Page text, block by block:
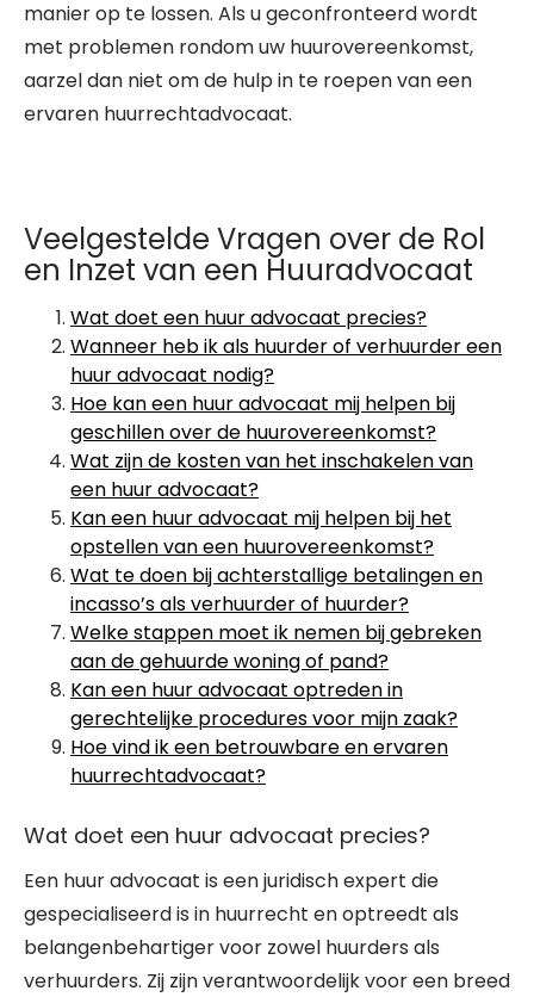
manier op te lossen. Als u geconfronteerd wordt
met problemen rondom uw huurovereenkomst,
aarzel dan niet om de hulp in te roepen van een
ervaren huurrechtadvocaat.
Veelgestelde Vragen over de Rol
en Inzet van een Huuradvocaat
Wat doet een huur advocaat precies?
Wanneer heb ik als huurder of verhuurder een
huur advocaat nodig?
Hoe kan een huur advocaat mij helpen bij
geschillen over de huurovereenkomst?
Wat zijn de kosten van het inschakelen van
een huur advocaat?
Kan een huur advocaat mij helpen bij het
opstellen van een huurovereenkomst?
Wat te doen bij achterstallige betalingen en
incasso’s als verhuurder of huurder?
Welke stappen moet ik nemen bij gebreken
aan de gehuurde woning of pand?
Kan een huur advocaat optreden in
gerechtelijke procedures voor mijn zaak?
Hoe vind ik een betrouwbare en ervaren
huurrechtadvocaat?
Wat doet een huur advocaat precies?
Een huur advocaat is een juridisch expert die
gespecialiseerd is in huurrecht en optreedt als
belangenbehartiger voor zowel huurders als
verhuurders. Zij zijn verantwoordelijk voor een breed